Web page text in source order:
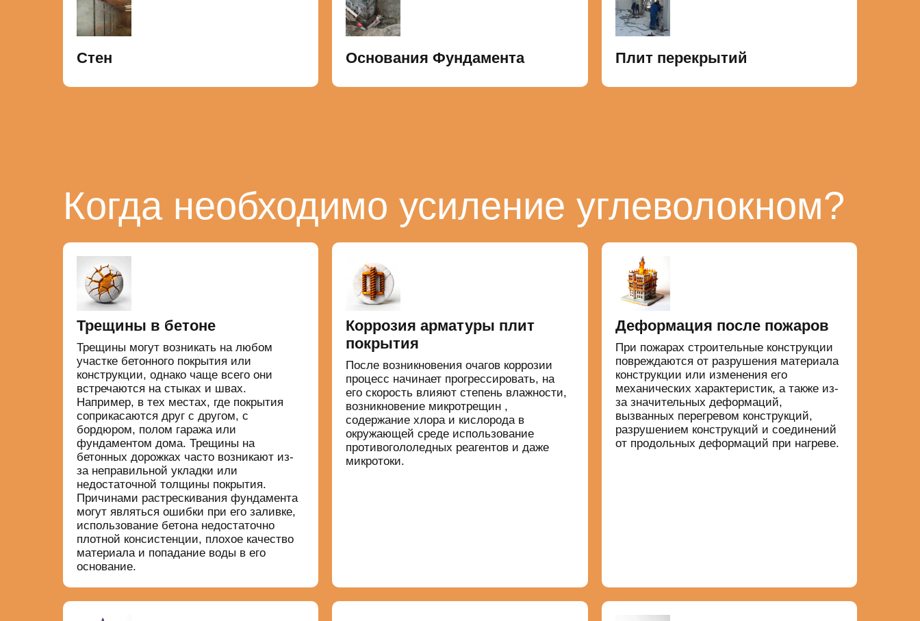
Стен Основания Фундамента Плит перекрытий
Когда необходимо усиление углеволокном?
Трещины в бетоне
Трещины могут возникать на любом
участке бетонного покрытия или
конструкции, однако чаще всего они
встречаются на стыках и швах.
Например, в тех местах, где покрытия
соприкасаются друг с другом, с
бордюром, полом гаража или
фундаментом дома. Трещины на
бетонных дорожках часто возникают из-
за неправильной укладки или
недостаточной толщины покрытия.
Причинами растрескивания фундамента
могут являться ошибки при его заливке,
использование бетона недостаточно
плотной консистенции, плохое качество
материала и попадание воды в его
основание.
Коррозия арматуры плит
покрытия
После возникновения очагов коррозии
процесс начинает прогрессировать, на
его скорость влияют степень влажности,
возникновение микротрещин ,
содержание хлора и кислорода в
окружающей среде использование
противогололедных реагентов и даже
микротоки.
Деформация после пожаров
При пожарах строительные конструкции
повреждаются от разрушения материала
конструкции или изменения его
механических характеристик, а также из-
за значительных деформаций,
вызванных перегревом конструкций,
разрушением конструкций и соединений
от продольных деформаций при нагреве.